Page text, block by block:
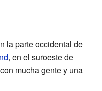
la parte occidental de
, en el suroeste de
mucha gente y una